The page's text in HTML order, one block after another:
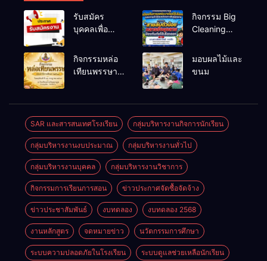
รับสมัคร
บุคคลเพื่อ
เลือกสรรเป็น
พนักงาน
กิจกรรม Big
Cleaning
ป้องกันโรคไข้
กิจกรรมหล่อ
เทียนพรรษา
มอบผลไม้และ
ขนม
SAR และสารสนเทศโรงเรียน กลุ่มบริหารงานกิจการนักเรียน
กลุ่มบริหารงานงบประมาณ กลุ่มบริหารงานทั่วไป
กลุ่มบริหารงานบุคคล กลุ่มบริหารงานวิชาการ
กิจกรรมการเรียนการสอน ข่าวประกาศจัดซื้อจัดจ้าง
ข่าวประชาสัมพันธ์ งบทดลอง งบทดลอง 2568
งานหลักสูตร จดหมายข่าว นวัตกรรมการศึกษา
ระบบความปลอดภัยในโรงเรียน ระบบดูแลช่วยเหลือนักเรียน